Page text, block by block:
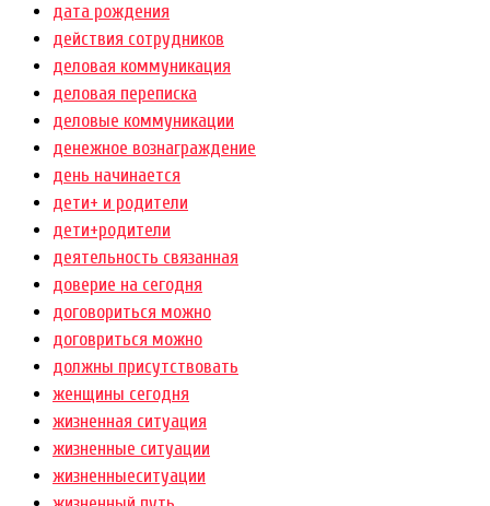
дата рождения
действия сотрудников
деловая коммуникация
деловая переписка
деловые коммуникации
денежное вознаграждение
день начинается
дети+ и родители
дети+родители
деятельность связанная
доверие на сегодня
договориться можно
договриться можно
должны присутствовать
женщины сегодня
жизненная ситуация
жизненные ситуации
жизненныеситуации